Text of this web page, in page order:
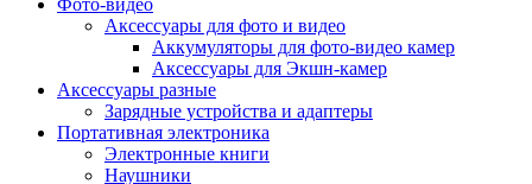
Фото-видео
Аксессуары для фото и видео
Аккумуляторы для фото-видео камер
Аксессуары для Экшн-камер
Аксессуары разные
Зарядные устройства и адаптеры
Портативная электроника
Электронные книги
Наушники